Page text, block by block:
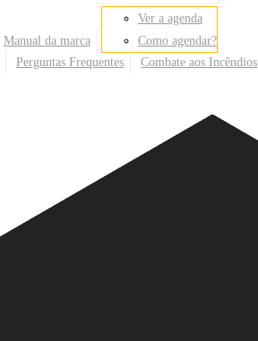
Manual da marca
Ver a agenda
Como agendar?
Perguntas Frequentes Combate aos Incêndios